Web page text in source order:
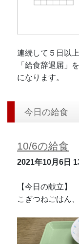
連続して５日以
「給食辞退届」
になります。
今日の給食
10/6の給食
2021年10月6日
【今日の献立】
こぎつねごはん